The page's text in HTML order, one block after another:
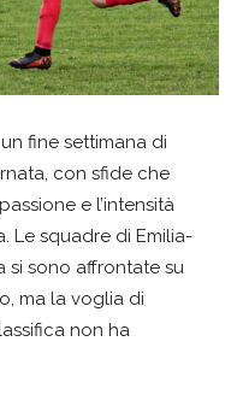
fine settimana di
con sfide che
e l’intensità
Le squadre di Emilia-
si sono affrontate su
ma la voglia di
non ha